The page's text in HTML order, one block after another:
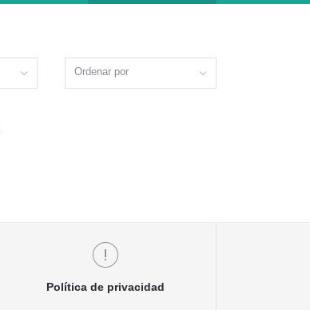
Ordenar por
Política de privacidad